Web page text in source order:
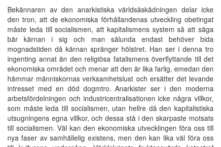
Bekännaren av den anarkistiska världsåskådningen delar icke
den tron, att de ekonomiska förhållandenas utveckling obetingat
måste leda till socialismen, att kapitalismens system så att säga
bär kärnan i sig och man sålunda endast behöver bida
mognadstiden då kärnan spränger hölstret. Han ser i denna tro
ingenting annat än den religiösa fatalismens överflyttande till det
ekonomiska området och menar att den är lika farlig, emedan den
hämmar människornas verksamhetslust och ersätter det levande
intresset med en död dogmtro. Anarkister ser i den moderna
arbetsfördelningen och industricentralisationen icke några villkor,
som måste leda till socialismen, utan hellre då den kapitalistiska
utsugningens egna villkor, och dessa stå i den skarpaste motsats
till socialismen. Väl kan den ekonomiska utvecklingen föra oss till
nya faser av samhällelig existens, men den kan lika väl föra oss